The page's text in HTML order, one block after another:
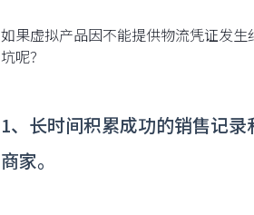
如果虚拟产品因不能提供物流凭证发
坑呢？
1、长时间积累成功的销售记
商家。